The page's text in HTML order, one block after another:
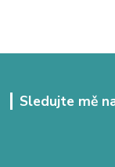
Sledujte mě